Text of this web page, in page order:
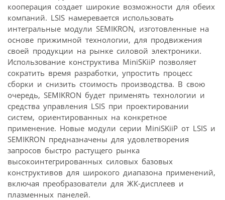
кооперация создает широкие возможности для обеих
компаний. LSIS намеревается использовать
интегральные модули SEMIKRON, изготовленные на
основе прижимной технологии, для продвижения
своей продукции на рынке силовой электроники.
Использование конструктива MiniSKiiP позволяет
сократить время разработки, упростить процесс
сборки и снизить стоимость производства. В свою
очередь, SEMIKRON будет применять технологии и
средства управления LSIS при проектировании
систем, ориентированных на конкретное
применение. Новые модули серии MiniSKiiP от LSIS и
SEMIKRON предназначены для удовлетворения
запросов быстро растущего рынка
высокоинтегрированных силовых базовых
конструктивов для широкого диапазона применений,
включая преобразователи для ЖК-дисплеев и
плазменных панелей.